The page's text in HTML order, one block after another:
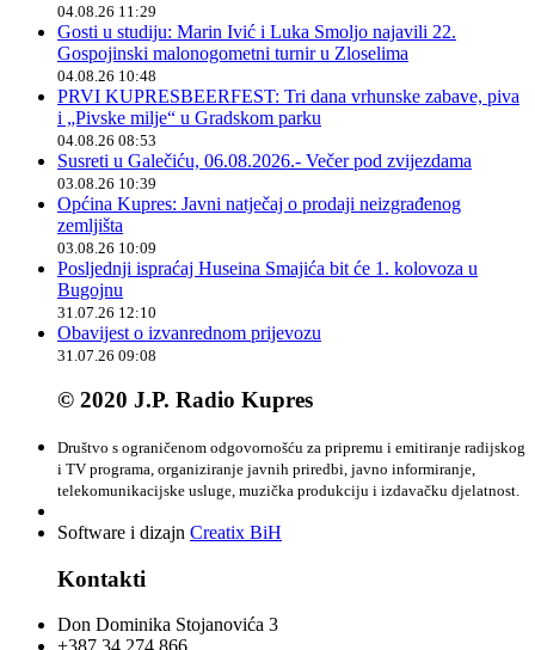
04.08.26 11:29
Gosti u studiju: Marin Ivić i Luka Smoljo najavili 22.
Gospojinski malonogometni turnir u Zloselima
04.08.26 10:48
PRVI KUPRESBEERFEST: Tri dana vrhunske zabave, piva
i „Pivske milje“ u Gradskom parku
04.08.26 08:53
Susreti u Galečiću, 06.08.2026.- Večer pod zvijezdama
03.08.26 10:39
Općina Kupres: Javni natječaj o prodaji neizgrađenog
zemljišta
03.08.26 10:09
Posljednji ispraćaj Huseina Smajića bit će 1. kolovoza u
Bugojnu
31.07.26 12:10
Obavijest o izvanrednom prijevozu
31.07.26 09:08
© 2020 J.P. Radio Kupres
Društvo s ograničenom odgovornošću za pripremu i emitiranje radijskog
i TV programa, organiziranje javnih priredbi, javno informiranje,
telekomunikacijske usluge, muzička produkciju i izdavačku djelatnost.
Software i dizajn Creatix BiH
Kontakti
Don Dominika Stojanovića 3